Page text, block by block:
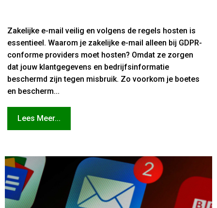
Zakelijke e-mail veilig en volgens de regels hosten is
essentieel. Waarom je zakelijke e-mail alleen bij GDPR-
conforme providers moet hosten? Omdat ze zorgen
dat jouw klantgegevens en bedrijfsinformatie
beschermd zijn tegen misbruik. Zo voorkom je boetes
en bescherm...
Lees Meer...